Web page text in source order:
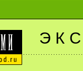
Э К